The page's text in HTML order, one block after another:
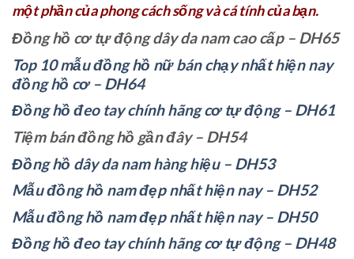
một phần của phong cách sống và cá tính của bạn.
Đồng hồ cơ tự động dây da nam cao cấp – DH65
Top 10 mẫu đồng hồ nữ bán chạy nhất hiện nay
đồng hồ cơ – DH64
Đồng hồ đeo tay chính hãng cơ tự động – DH61
Tiệm bán đồng hồ gần đây – DH54
Đồng hồ dây da nam hàng hiệu – DH53
Mẫu đồng hồ nam đẹp nhất hiện nay – DH52
Mẫu đồng hồ nam đẹp nhất hiện nay – DH50
Đồng hồ đeo tay chính hãng cơ tự động – DH48